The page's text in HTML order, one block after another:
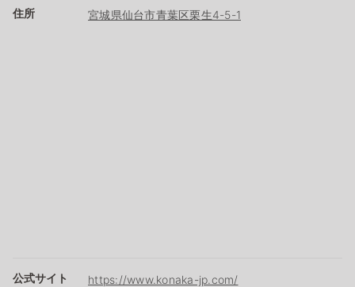
住所 宮城県仙台市青葉区栗生4-5-1
公式サイト https://www.konaka-jp.com/